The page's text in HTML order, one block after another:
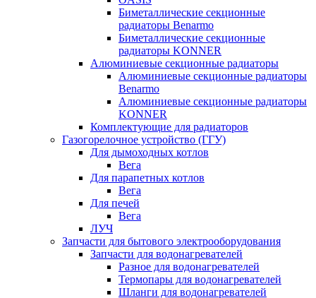
Биметаллические секционные
радиаторы Benarmo
Биметаллические секционные
радиаторы KONNER
Алюминиевые секционные радиаторы
Алюминиевые секционные радиаторы
Benarmo
Алюминиевые секционные радиаторы
KONNER
Комплектующие для радиаторов
Газогорелочное устройство (ГГУ)
Для дымоходных котлов
Вега
Для парапетных котлов
Вега
Для печей
Вега
ЛУЧ
Запчасти для бытового электрооборудования
Запчасти для водонагревателей
Разное для водонагревателей
Термопары для водонагревателей
Шланги для водонагревателей